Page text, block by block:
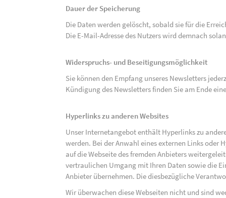
Dauer der Speicherung
Die Daten werden gelöscht, sobald sie für die
Die E-Mail-Adresse des Nutzers wird demnach
Widerspruchs- und Beseitigungsmöglichkeit
Sie können den Empfang unseres Newsletters
Kündigung des Newsletters finden Sie am Ende
Hyperlinks zu anderen Websites
Unser Internetangebot enthält Hyperlinks zu
werden. Bei der Anwahl eines externen Links oder
auf die Webseite des fremden Anbieters
vertraulichen Umgang mit Ihren Daten sowie die
Anbieter übernehmen. Die diesbezügliche
Wir überwachen diese Webseiten nicht und sind